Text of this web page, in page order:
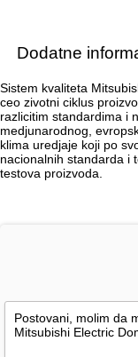
Dodatne
Sistem kvaliteta
ceo zivotni ciklus
razlicitim standardima i
medjunarodnog,
klima uredjaje koji po
nacionalnih standarda i
testova proizvoda.